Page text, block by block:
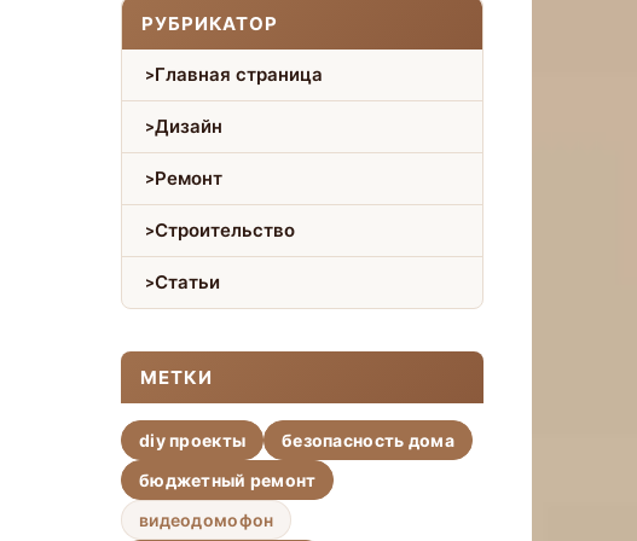
РУБРИКАТОР
Главная страница
Дизайн
Ремонт
Строительство
Статьи
МЕТКИ
diy проекты
безопасность дома
бюджетный ремонт
видеодомофон